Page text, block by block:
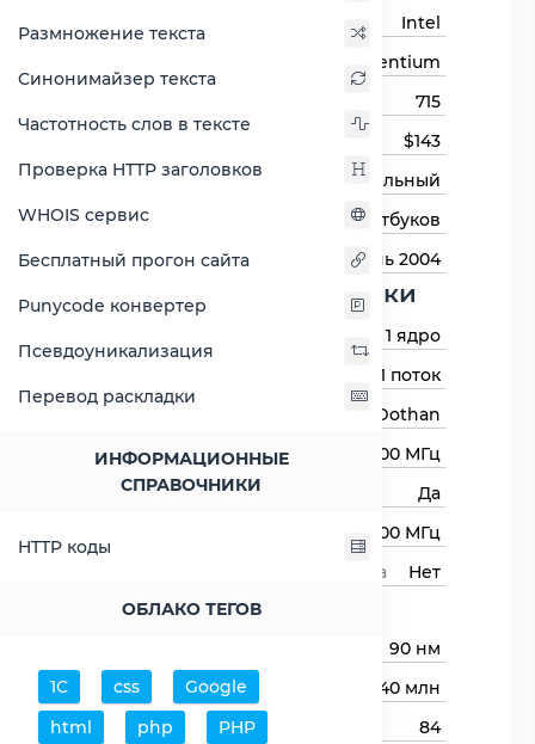
Размножение текста
Синонимайзер текста
Частотность слов в тексте
Проверка HTTP заголовков
WHOIS сервис
Бесплатный прогон сайта
Punycode конвертер
Псевдоуникализация
Перевод раскладки
ИНФОРМАЦИОННЫЕ
СПРАВОЧНИКИ
HTTP коды
ОБЛАКО ТЕГОВ
1С css
Google
html
php
PHP
Intel
Pentium
715
$143
Тип процессора
Мобильный
Назначение
Для ноутбуков
Дата выхода
Июнь 2004
Основные харктеристики
1 ядро
1 поток
Dothan
Базовая частота
1500 МГц
Авторазгон
Да
1500 МГц
Свободный множитель процессора
Нет
Процессор
90 нм
Транзисторов (миллионов)
140 млн
Размер кристалла
84